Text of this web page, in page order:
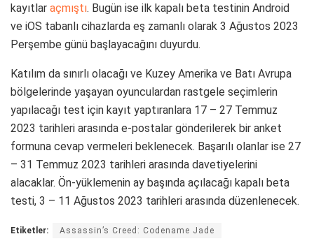
kayıtlar açmıştı. Bugün ise ilk kapalı beta testinin Android
ve iOS tabanlı cihazlarda eş zamanlı olarak 3 Ağustos 2023
Perşembe günü başlayacağını duyurdu.
Katılım da sınırlı olacağı ve Kuzey Amerika ve Batı Avrupa
bölgelerinde yaşayan oyunculardan rastgele seçimlerin
yapılacağı test için kayıt yaptıranlara 17 – 27 Temmuz
2023 tarihleri arasında e-postalar gönderilerek bir anket
formuna cevap vermeleri beklenecek. Başarılı olanlar ise 27
– 31 Temmuz 2023 tarihleri arasında davetiyelerini
alacaklar. Ön-yüklemenin ay başında açılacağı kapalı beta
testi, 3 – 11 Ağustos 2023 tarihleri arasında düzenlenecek.
Etiketler: Assassin’s Creed: Codename Jade